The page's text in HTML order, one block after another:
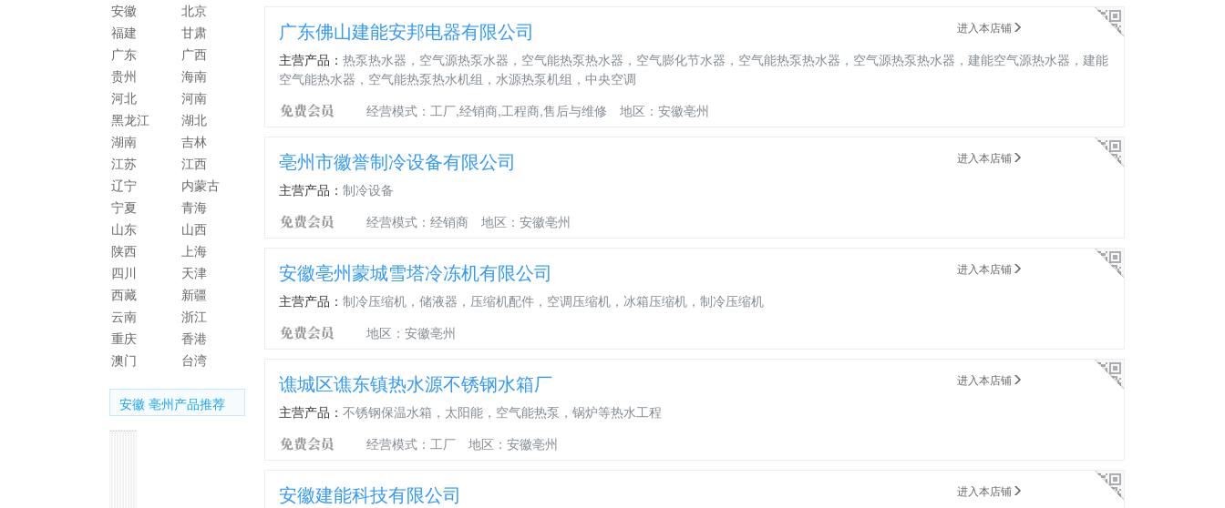
广东佛山建能安邦电器有限公司 进入本店铺
主营产品： 热泵热水器，空气源热泵水器，空气能热泵热水器，空气膨化节水器，空气能热泵热水器，空气源热泵热水器，建能空气源热水器，建能
空气能热水器，空气能热泵热水机组，水源热泵机组，中央空调
经营模式：工厂,经销商,工程商,售后与维修
地区：安徽亳州
亳州市徽誉制冷设备有限公司 进入本店铺
主营产品： 制冷设备
经营模式：经销商
地区：安徽亳州
安徽亳州蒙城雪塔冷冻机有限公司 进入本店铺
主营产品： 制冷压缩机，储液器，压缩机配件，空调压缩机，冰箱压缩机，制冷压缩机
地区：安徽亳州
谯城区谯东镇热水源不锈钢水箱厂 进入本店铺
主营产品： 不锈钢保温水箱，太阳能，空气能热泵，锅炉等热水工程
经营模式：工厂
地区：安徽亳州
安徽建能科技有限公司 进入本店铺
安徽
北京
福建
甘肃
广东
广西
贵州
海南
河北
河南
黑龙江
湖北
湖南
吉林
江苏
江西
辽宁
内蒙古
宁夏
青海
山东
山西
陕西
上海
四川
天津
西藏
新疆
云南
浙江
重庆
香港
澳门
台湾
安徽 亳州产品推荐